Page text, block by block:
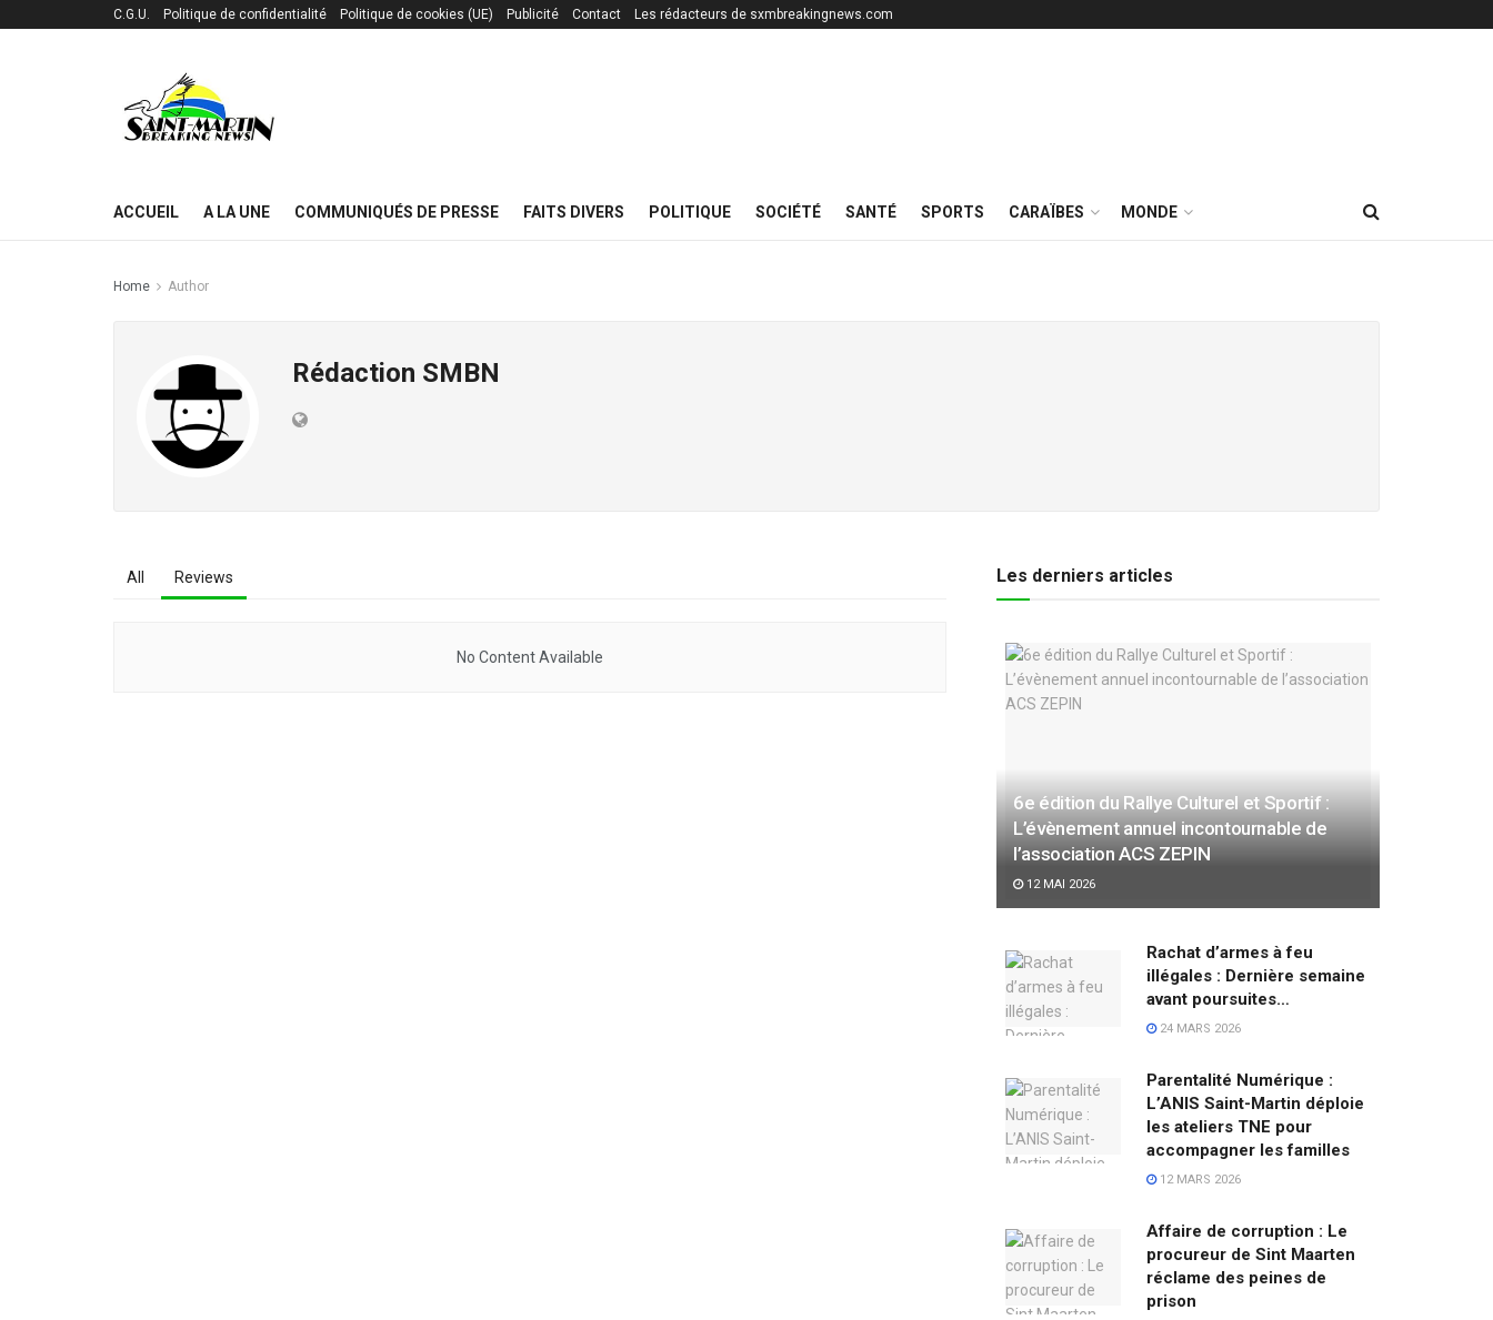
C.G.U. Politique de confidentialité Politique de cookies (UE) Publicité Contact Les rédacteurs de sxmbreakingnews.com
ACCUEIL A LA UNE COMMUNIQUÉS DE PRESSE FAITS DIVERS POLITIQUE SOCIÉTÉ SANTÉ SPORTS CARAÏBES MONDE
Home Author
Rédaction SMBN
All Reviews
No Content Available
Les derniers articles
6e édition du Rallye Culturel et Sportif :
L’évènement annuel incontournable de
l’association ACS ZEPIN
12 MAI 2026
Rachat d’armes à feu
illégales : Dernière semaine
avant poursuites…
24 MARS 2026
Parentalité Numérique :
L’ANIS Saint-Martin déploie
les ateliers TNE pour
accompagner les familles
12 MARS 2026
Affaire de corruption : Le
procureur de Sint Maarten
réclame des peines de
prison